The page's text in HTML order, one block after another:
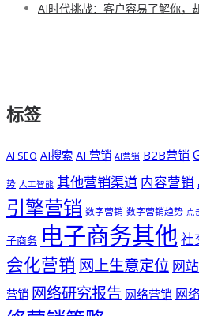
AI时代挑战：客户容易了解你，
标签
AI SEO AI搜索 AI 营销 AI营销 B2B营销
势 人工智能 其他营销渠道 内容营销
引擎营销 数字营销 数字营销趋势 点
子商务 电子商务其他社
会化营销 网上生意定位 网
营销 网络研究报告 网络营销 网